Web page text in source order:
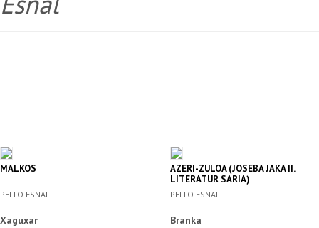
MALKOS
PELLO ESNAL
Xaguxar
AZERI-ZULOA (JOSEBA JAKA II.
LITERATUR SARIA)
PELLO ESNAL
Branka